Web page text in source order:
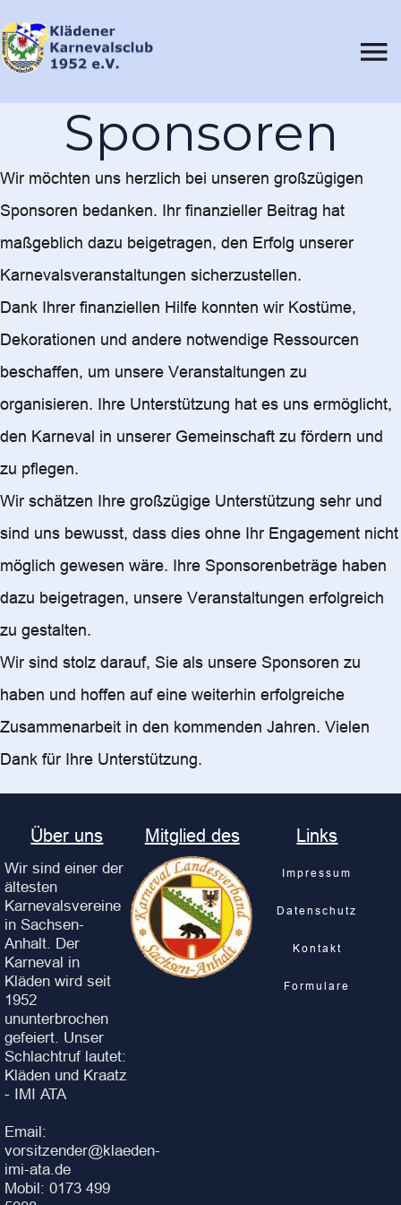
Sponsoren
Wir möchten uns herzlich bei unseren großzügigen
Sponsoren bedanken. Ihr finanzieller Beitrag hat
maßgeblich dazu beigetragen, den Erfolg unserer
Karnevalsveranstaltungen sicherzustellen.
Dank Ihrer finanziellen Hilfe konnten wir Kostüme,
Dekorationen und andere notwendige Ressourcen
beschaffen, um unsere Veranstaltungen zu
organisieren. Ihre Unterstützung hat es uns ermöglicht,
den Karneval in unserer Gemeinschaft zu fördern und
zu pflegen.
Wir schätzen Ihre großzügige Unterstützung sehr und
sind uns bewusst, dass dies ohne Ihr Engagement nicht
möglich gewesen wäre. Ihre Sponsorenbeträge haben
dazu beigetragen, unsere Veranstaltungen erfolgreich
zu gestalten.
Wir sind stolz darauf, Sie als unsere Sponsoren zu
haben und hoffen auf eine weiterhin erfolgreiche
Zusammenarbeit in den kommenden Jahren. Vielen
Dank für Ihre Unterstützung.
Über uns
Wir sind einer der
ältesten
Karnevalsvereine
in Sachsen-
Anhalt. Der
Karneval in
Kläden wird seit
1952
ununterbrochen
gefeiert. Unser
Schlachtruf lautet:
Kläden und Kraatz
- IMI ATA
Email:
vorsitzender@klaeden-
imi-ata.de
Mobil: 0173 499
Mitglied des Links
Impressum
Datenschutz
Kontakt
Formulare